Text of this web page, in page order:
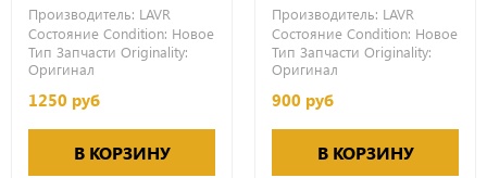
Производитель: LAVR
Состояние Condition: Новое
Тип Запчасти Originality:
Оригинал
1250 руб
В КОРЗИНУ
Производитель: LAVR
Состояние Condition: Новое
Тип Запчасти Originality:
Оригинал
900 руб
В КОРЗИНУ